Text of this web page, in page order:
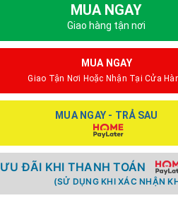
MUA NGAY
Giao hàng tận nơi
MUA NGAY
Giao Tận Nơi Hoặc Nhận Tại Cửa
MUA NGAY - TRẢ SAU
ƯU ĐÃI KHI THANH TOÁN
(SỬ DỤNG KHI XÁC NHẬN